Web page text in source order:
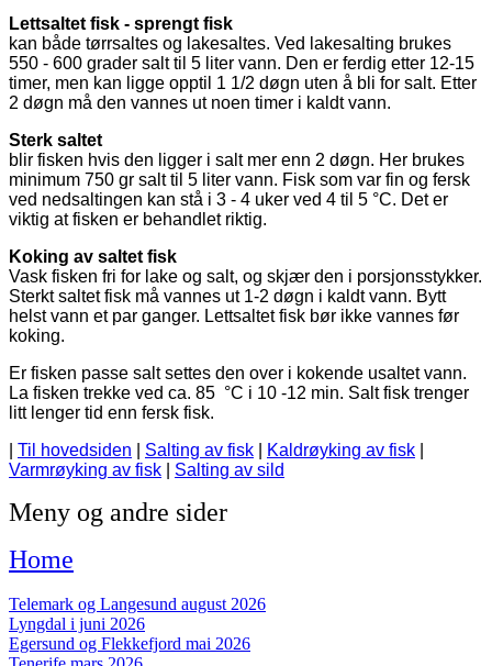
Lettsaltet fisk - sprengt fisk
kan både tørrsaltes og lakesaltes. Ved lakesalting brukes
550 - 600 grader salt til 5 liter vann. Den er ferdig etter 12-15
timer, men kan ligge opptil 1 1/2 døgn uten å bli for salt. Etter
2 døgn må den vannes ut noen timer i kaldt vann.
Sterk saltet
blir fisken hvis den ligger i salt mer enn 2 døgn. Her brukes
minimum 750 gr salt til 5 liter vann. Fisk som var fin og fersk
ved nedsaltingen kan stå i 3 - 4 uker ved 4 til 5 °C. Det er
viktig at fisken er behandlet riktig.
Koking av saltet fisk
Vask fisken fri for lake og salt, og skjær den i porsjonsstykker.
Sterkt saltet fisk må vannes ut 1-2 døgn i kaldt vann. Bytt
helst vann et par ganger. Lettsaltet fisk bør ikke vannes før
koking.
Er fisken passe salt settes den over i kokende usaltet vann.
La fisken trekke ved ca. 85 °C i 10 -12 min. Salt fisk trenger
litt lenger tid enn fersk fisk.
Til hovedsiden Salting av fisk Kaldrøyking av fisk
Varmrøyking av fisk
Salting av sild
Meny og andre sider
Home
Telemark og Langesund august 2026
Lyngdal i juni 2026
Egersund og Flekkefjord mai 2026